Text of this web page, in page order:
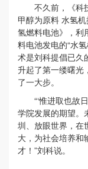
不久前，《科
甲醇为原料 水氢
氢燃料电池》，利
料电池发电的“水
术是刘科提倡已久
升起了第一缕曙光
了一大步。
“‘惟进取也故
学院发展的期望。
圳、放眼世界，在
大，为社会培养和
才！”刘科说。